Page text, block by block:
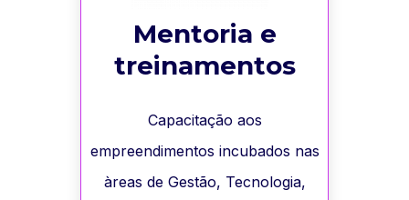
Mentoria e
treinamentos
Capacitação aos
empreendimentos incubados nas
àreas de Gestão, Tecnologia,